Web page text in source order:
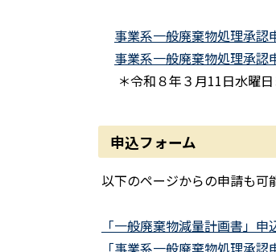
事業系一般廃棄物処理承認
事業系一般廃棄物処理承認
＊令和８年３月11日水曜日
申込フォーム
以下のページからの申請も可
「一般廃棄物減量計画書」申
「事業系一般廃棄物処理承